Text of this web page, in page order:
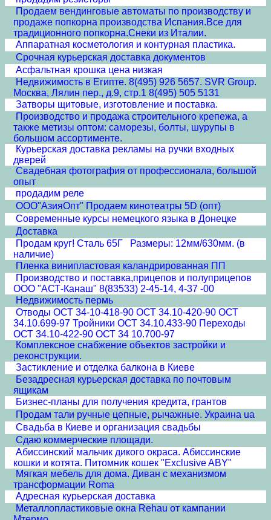
Продаем вендинговые автоматы по производству и
продаже попкорна производства Испания.Все для
традиционного попкорна.Снеки из Италии.
Аппаратная косметология и контурная пластика.
Срочная курьерская доставка документов
Асфальтная крошка цена низкая
Недвижимость в Египте. 8(495) 926 5657. SVR Group.
Москва, Лялин пер., д.9, стр.1 8(495) 505 5131
Затворы щитовые, изготовление и поставка.
Производство и продажа строительного крепежа, а
также метизы оптом: саморезы, болты, шурупы в
большом ассортименте.
Курьерская доставка рекламы на ручки входных
дверей
Свадебная фотография от профессионала, большой
опыт
продадим реле
ООО"АзияОпт" Продаем кинотеатры 5D (опт)
Современные курсы немецкого языка в Донецке
Доставка
Продам круг! Сталь 65Г Размеры: 12мм/630мм. (в
наличие)
Пленка винипластовая каландрированная ПП
Производство и поставка,прицепов и полуприцепов
ООО "АСТ-Канаш" 8(83533) 2-45-14, 4-37 -00
Недвижимость пермь
Отводы ОСТ 34-10-418-90 ОСТ 34.10-420-90 ОСТ
34.10.699-97 Тройники ОСТ 34.10.433-90 Переходы
ОСТ 34.10-422-90 ОСТ 34 10.700-97
Комплексное снабжение объектов застройки и
реконструкции.
Застикление и отделка балкона в Киеве
Безадресная курьерская доставка по почтовым
ящикам
Бизнес-планы для получения кредита, грантов
Продам тали ручные цепные, рычажные. Украина ua
Свадьба в Киеве и организация свадьбы
Сдаю коммерческие площади.
Абиссинский мальчик дикого окраса. Абиссинские
кошки и котята. Питомник кошек "Exclusive ABY"
Мягкая мебель для дома. Диван с механизмом
трансформации Roma
Адресная курьерская доставка
Металлопластиковые окна Rehau от кампании